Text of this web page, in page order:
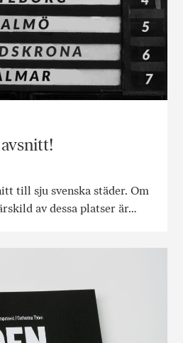
till sju svenska städer. Om
av dessa platser är…